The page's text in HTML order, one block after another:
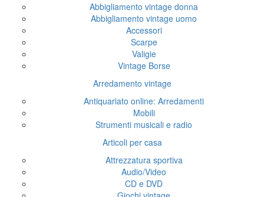
Abbigliamento vintage donna
Abbigliamento vintage uomo
Accessori
Scarpe
Valigie
Vintage Borse
Arredamento vintage
Antiquariato online: Arredamenti
Mobili
Strumenti musicali e radio
Articoli per casa
Attrezzatura sportiva
Audio/Video
CD e DVD